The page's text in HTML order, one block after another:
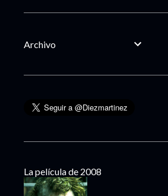
Archivo
La película de 2008